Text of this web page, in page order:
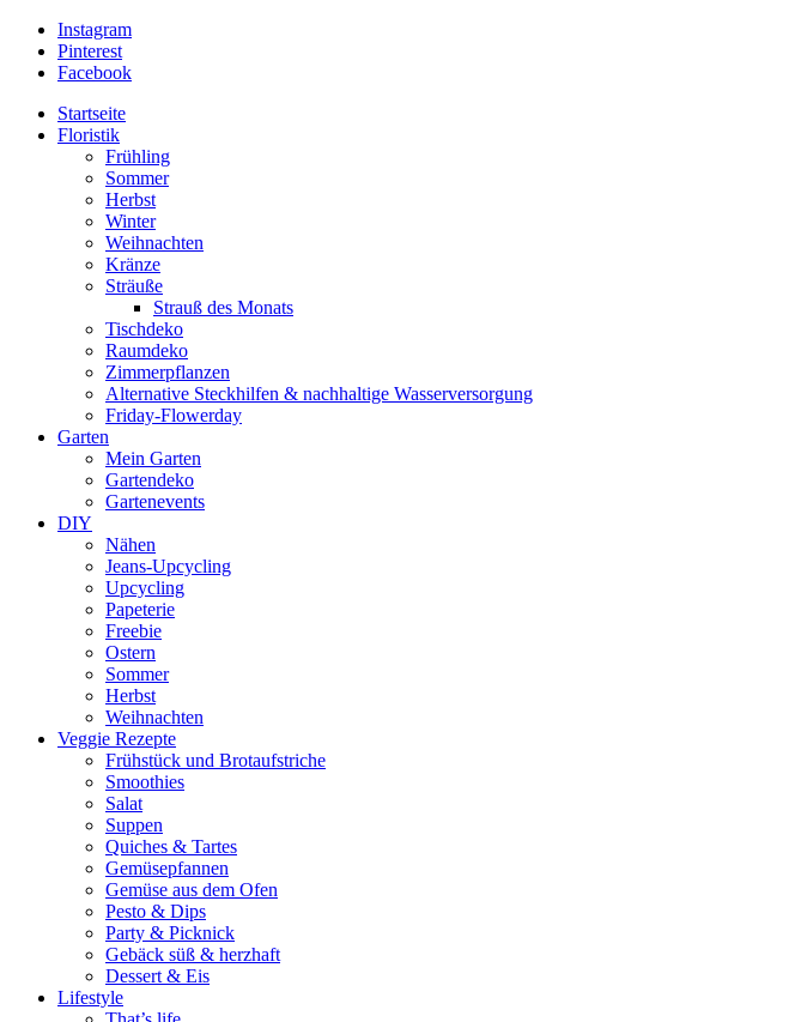
Instagram
Pinterest
Facebook
Startseite
Floristik
Frühling
Sommer
Herbst
Winter
Weihnachten
Kränze
Sträuße
Strauß des Monats
Tischdeko
Raumdeko
Zimmerpflanzen
Alternative Steckhilfen & nachhaltige Wasserversorgung
Friday-Flowerday
Garten
Mein Garten
Gartendeko
Gartenevents
DIY
Nähen
Jeans-Upcycling
Upcycling
Papeterie
Freebie
Ostern
Sommer
Herbst
Weihnachten
Veggie Rezepte
Frühstück und Brotaufstriche
Smoothies
Salat
Suppen
Quiches & Tartes
Gemüsepfannen
Gemüse aus dem Ofen
Pesto & Dips
Party & Picknick
Gebäck süß & herzhaft
Dessert & Eis
Lifestyle